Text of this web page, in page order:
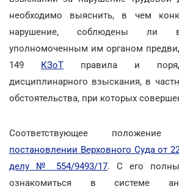
необходимо выяснить, в чем
нарушение, соблюдены ли
уполномоченным им органом
149 КЗоТ правила и
дисциплинарного взыскания, в
обстоятельства, при которых
Соответствующее
постановлении Верховного Суда от
делу № 554/9493/17. С его
ознакомиться в системе